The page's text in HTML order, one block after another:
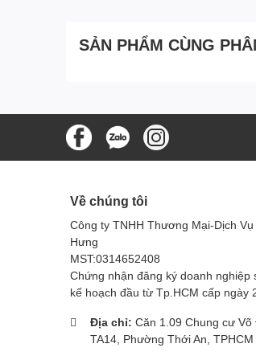
xứng đáng là trợ thủ đắc lực đối
việc của bạn .
Máy hút bụi công nghiệp TekLife
doanh nghiệp, bao gồm:
Vệ sinh xưởng sản xuất:
Vệ sinh văn phòng:
Vệ
Vệ sinh khách sạn, nhà
SẢN PHẨM CÙNG
Về chúng tôi
Công ty TNHH Thương Mại-Dịch
Hưng
MST:0314652408
Chứng nhận đăng ký doanh nghiệp
kế hoạch đầu từ Tp.HCM cấp ngày
Địa chỉ: Căn 1.09 Chung cư
TA14, Phường Thới An, TPHCM